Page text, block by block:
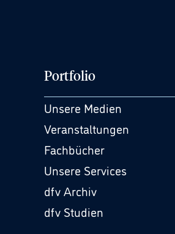
Portfolio
Unsere Medien
Veranstaltungen
Fachbücher
Unsere Services
dfv Archiv
dfv Studien